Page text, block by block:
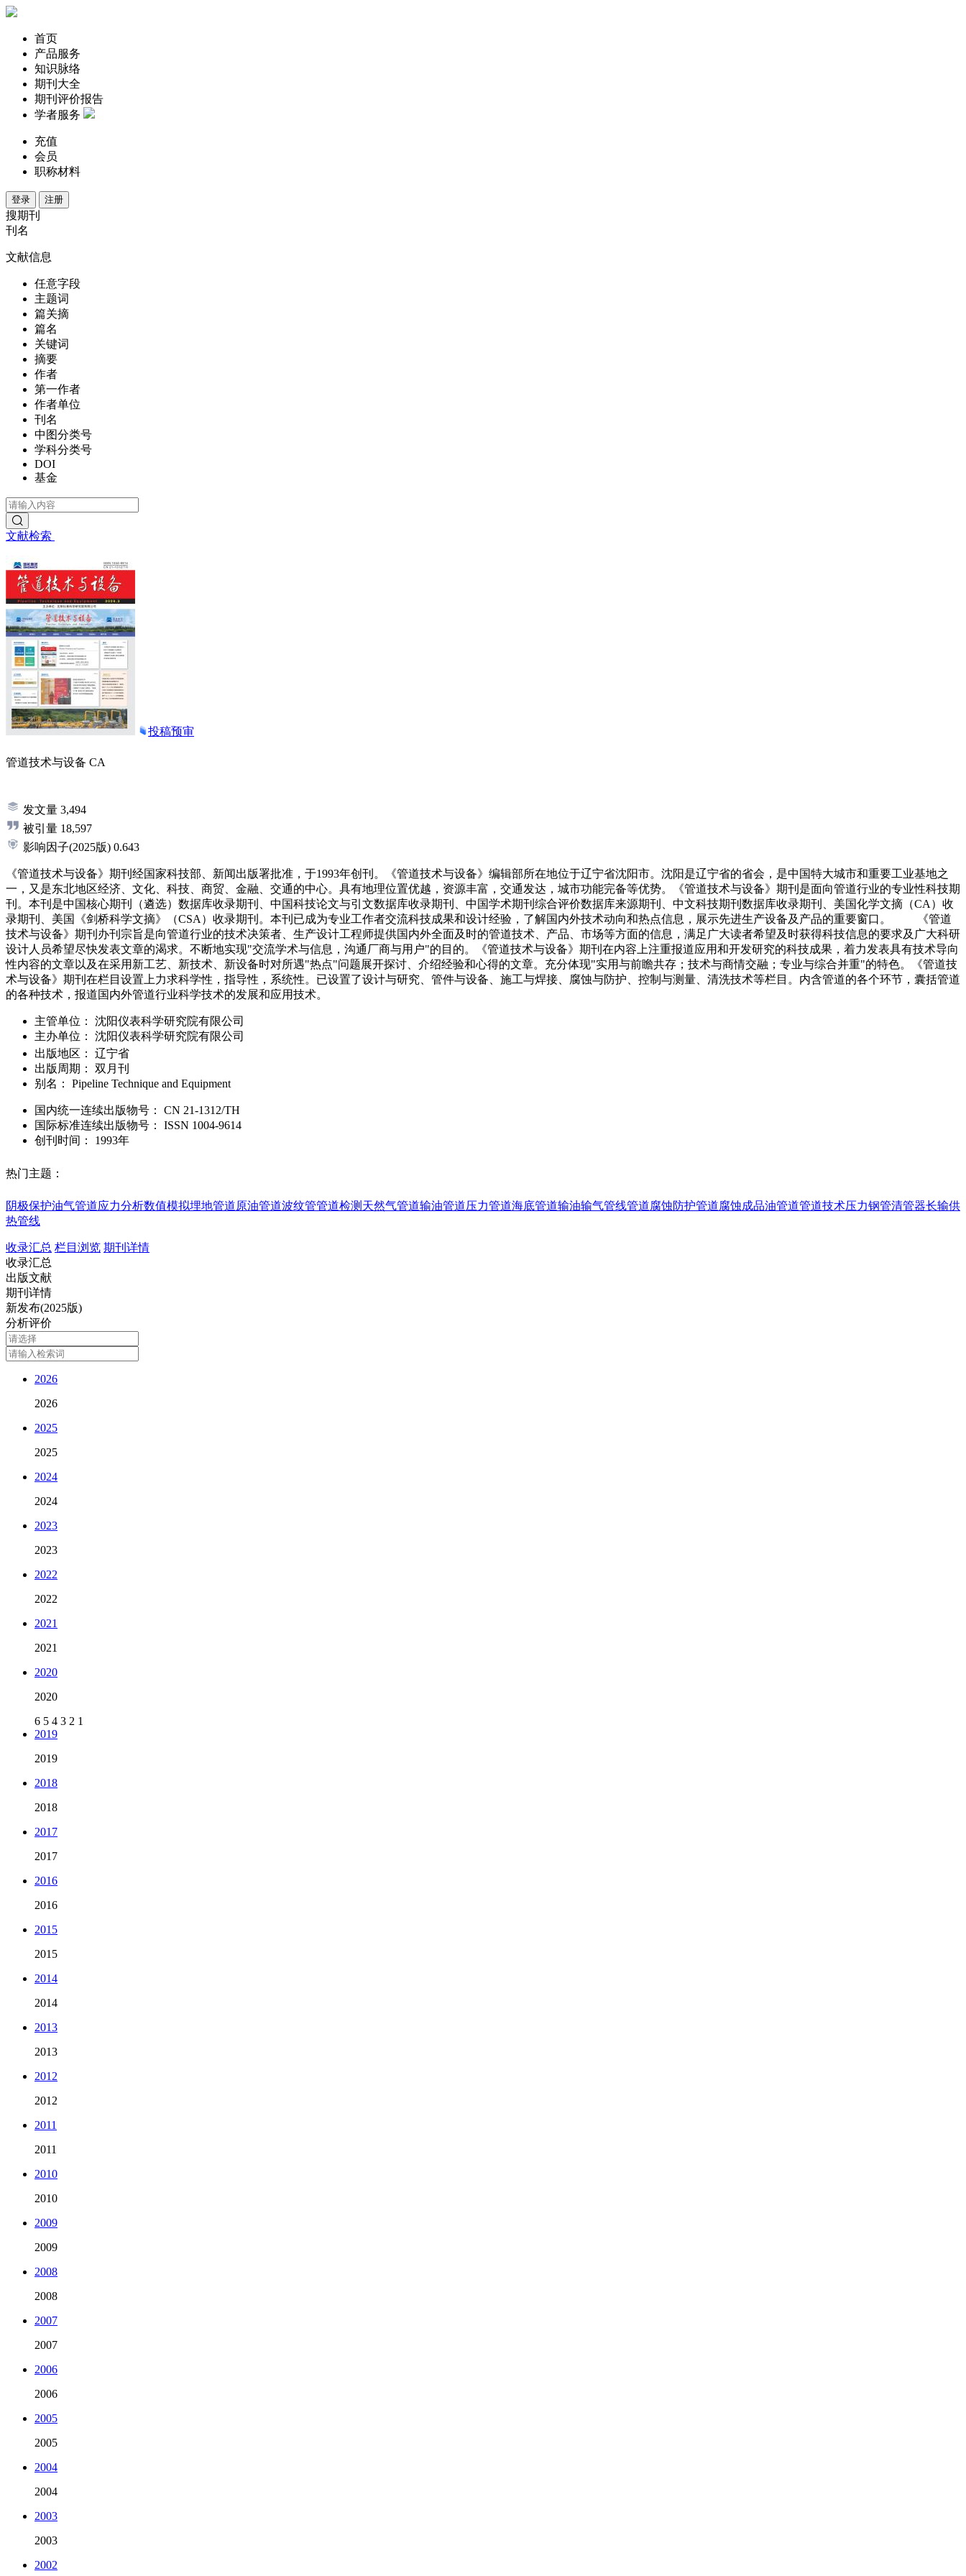
首页
产品服务
知识脉络
期刊大全
期刊评价报告
学者服务
充值
会员
职称材料
登录 注册
搜期刊
刊名
文献信息
任意字段
主题词
篇关摘
篇名
关键词
摘要
作者
第一作者
作者单位
刊名
中图分类号
学科分类号
DOI
基金
文献检索
投稿预审
管道技术与设备 CA
发文量 3,494
被引量 18,597
影响因子(2025版) 0.643
《管道技术与设备》期刊经国家科技部、新闻出版署批准，于1993年创刊。《管道技术与设备》编辑部所在地位于辽宁省沈阳市。沈阳是辽宁省的省会，是中国特大城市和重要工业基地之
一，又是东北地区经济、文化、科技、商贸、金融、交通的中心。具有地理位置优越，资源丰富，交通发达，城市功能完备等优势。《管道技术与设备》期刊是面向管道行业的专业性科技期
刊。本刊是中国核心期刊（遴选）数据库收录期刊、中国科技论文与引文数据库收录期刊、中国学术期刊综合评价数据库来源期刊、中文科技期刊数据库收录期刊、美国化学文摘（CA）收
录期刊、美国《剑桥科学文摘》（CSA）收录期刊。本刊已成为专业工作者交流科技成果和设计经验，了解国内外技术动向和热点信息，展示先进生产设备及产品的重要窗口。 《管道
技术与设备》期刊办刊宗旨是向管道行业的技术决策者、生产设计工程师提供国内外全面及时的管道技术、产品、市场等方面的信息，满足广大读者希望及时获得科技信息的要求及广大科研
设计人员希望尽快发表文章的渴求。不断地实现"交流学术与信息，沟通厂商与用户"的目的。《管道技术与设备》期刊在内容上注重报道应用和开发研究的科技成果，着力发表具有技术导向
性内容的文章以及在采用新工艺、新技术、新设备时对所遇"热点"问题展开探讨、介绍经验和心得的文章。充分体现"实用与前瞻共存；技术与商情交融；专业与综合并重"的特色。《管道技
术与设备》期刊在栏目设置上力求科学性，指导性，系统性。已设置了设计与研究、管件与设备、施工与焊接、腐蚀与防护、控制与测量、清洗技术等栏目。内含管道的各个环节，囊括管道
的各种技术，报道国内外管道行业科学技术的发展和应用技术。
主管单位：
沈阳仪表科学研究院有限公司
主办单位：
沈阳仪表科学研究院有限公司
出版地区：
辽宁省
出版周期：
双月刊
别名：
Pipeline Technique and Equipment
国内统一连续出版物号： CN 21-1312/TH
国际标准连续出版物号 ： ISSN 1004-9614
创刊时间：
1993年
热门主题：
阴极保护油气管道应力分析数值模拟埋地管道原油管道波纹管管道检测 天然气管道输油管道压力管道海底管道输油输气管线管道腐蚀防护管道腐蚀成品油管道管道技术压力钢管清管器长输供
热管线
收录汇总 栏目浏览 期刊详情
收录汇总
出版文献
期刊详情
新发布(2025版)
分析评价
2026
2026
2025
2025
2024
2024
2023
2023
2022
2022
2021
2021
2020
2020
6 5 4 3 2 1
2019
2019
2018
2018
2017
2017
2016
2016
2015
2015
2014
2014
2013
2013
2012
2012
2011
2011
2010
2010
2009
2009
2008
2008
2007
2007
2006
2006
2005
2005
2004
2004
2003
2003
2002